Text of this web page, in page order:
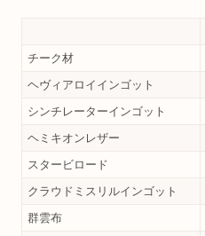
チーク材
ヘヴィアロイインゴット
シンチレーターインゴット
ヘミキオンレザー
スタービロード
クラウドミスリルインゴット
群雲布